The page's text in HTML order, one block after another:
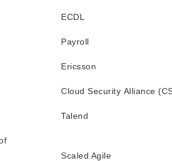
ECDL
Payroll
Ericsson
Cloud Security Alliance
Talend
Scaled Agile